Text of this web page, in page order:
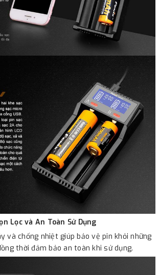
Lọc và An Toàn Sử Dụng
và chống nhiệt giúp bảo vệ pin khỏi những
thời đảm bảo an toàn khi sử dụng.